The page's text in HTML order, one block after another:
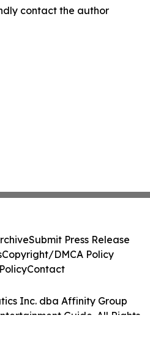
contact the author
Inc. dba Affinity Group
Guide. All Rights
Submit Press Release
Copyright/DMCA Policy
Contact